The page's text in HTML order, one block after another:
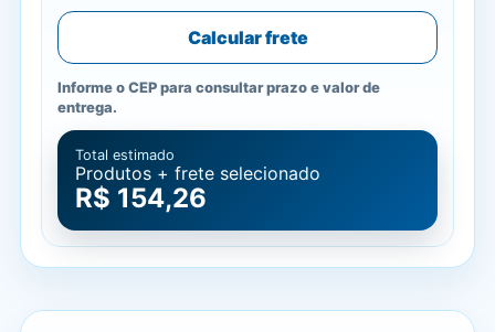
Calcular frete
Informe o CEP para consultar prazo e valor de
entrega.
Total estimado
Produtos + frete selecionado
R$ 154,26